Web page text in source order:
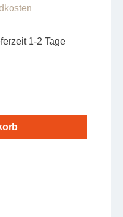
1-2 Tage
gewünschten